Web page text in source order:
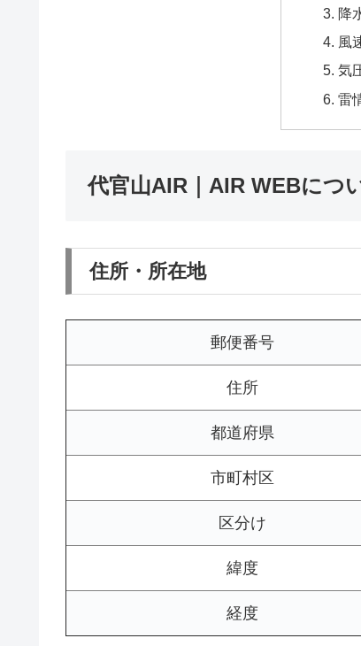
降
風
気
雷
代官山AIR｜AIR WEBにつ
住所・所在地
郵便番号
住所
都道府県
市町村区
区分け
緯度
経度